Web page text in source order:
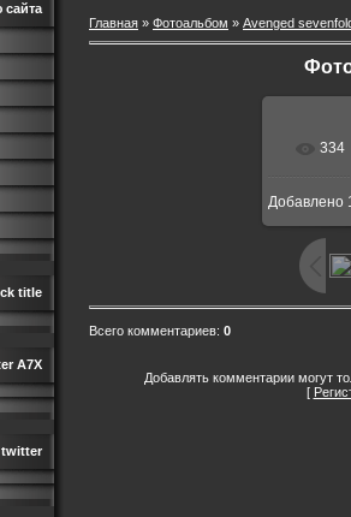
title
A7X
twitter
Главная » Фотоальбом » Avenged
В
334
Добавлено
Всего комментариев: 0
Добавлять комментарии могут
[